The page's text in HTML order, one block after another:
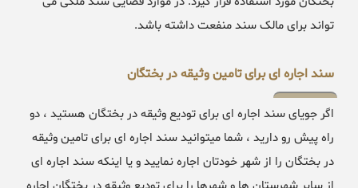
تواند برای مالک سند منفعت داشته باشد.
سند اجاره ای برای تامین وثیقه در بختگان
اگر جویای سند اجاره ای برای تودیع وثیقه در بختگان هستید ، دو
راه پیش رو دارید ، شما میتوانید سند اجاره ای برای تامین وثیقه
در بختگان را از شهر خودتان اجاره نمایید و یا اینکه سند اجاره ای